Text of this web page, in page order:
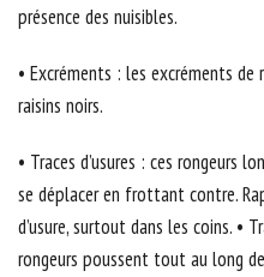
présence des nuisibles.
• Excréments : les excréments
raisins noirs.
• Traces d’usures : ces rongeurs
se déplacer en frottant contre.
d’usure, surtout dans les coins. •
rongeurs poussent tout au long